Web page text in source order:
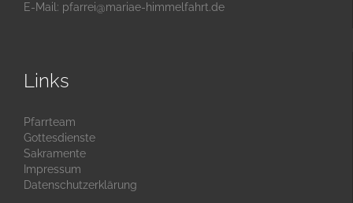
E-Mail: pfarrei@mariae-himmelfahrt.de
Links
Pfarrteam
Gottesdienste
Sakramente
Impressum
Datenschutzerklärung